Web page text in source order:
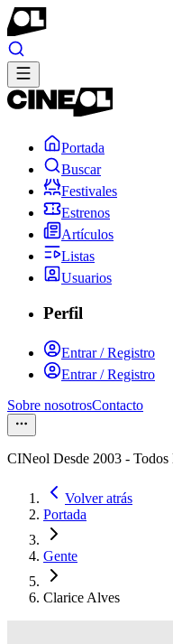
Portada
Buscar
Festivales
Estrenos
Artículos
Listas
Usuarios
Perfil
Entrar / Registro
Entrar / Registro
Sobre nosotrosContacto
CINeol Desde 2003 -
Volver atrás
Portada
Gente
Clarice Alves